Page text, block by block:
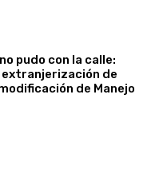
pudo con la calle:
de
de Manejo